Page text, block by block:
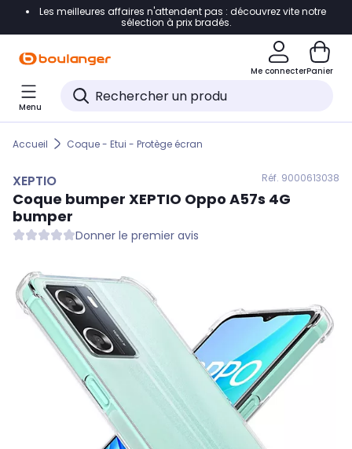
Accéder directement à la navigation
Accéder directement au pied de page
Accéder directement au chatbot
Les meilleures affaires n'attendent pas : découvrez vite notre
sélection à prix bradés.
Me connecterPanier
Menu
Accueil Coque - Etui - Protège écran
XEPTIO Réf. 9000613038
Coque bumper XEPTIO Oppo A57s 4G
bumper
Donner le premier avis